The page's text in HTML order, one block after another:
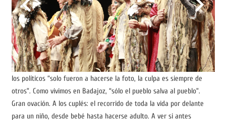
los políticos “solo fueron a hacerse la foto, la culpa es siempre de
otros”. Como vivimos en Badajoz, “sólo el pueblo salva al pueblo”.
Gran ovación. A los cuplés: el recorrido de toda la vida por delante
para un niño, desde bebé hasta hacerse adulto. A ver si antes